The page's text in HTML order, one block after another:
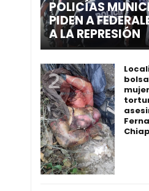
POLICÍAS
PIDEN A
A LA REPRESIÓN